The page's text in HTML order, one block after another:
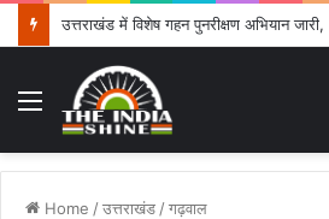
Menu
Home /उत्तराखंड /गढ़वाल